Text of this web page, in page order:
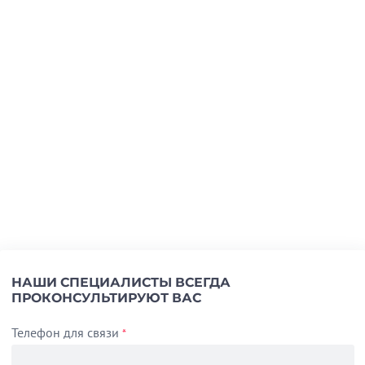
НАШИ СПЕЦИАЛИСТЫ ВСЕГДА
ПРОКОНСУЛЬТИРУЮТ ВАС
Телефон для связи *